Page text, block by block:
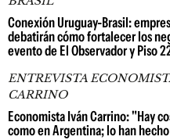
Conexión Uruguay-Brasil:
debatirán cómo fortalecer los
evento de El Observador y Piso
ENTREVISTA
CARRINO
Economista Iván Carrino: "Hay
como en Argentina; lo han